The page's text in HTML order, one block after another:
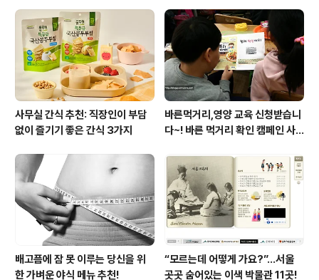
사무실 간식 추천: 직장인이 부담
없이 즐기기 좋은 간식 3가지
바른먹거리,영양 교육 신청받습니
다~! 바른 먹거리 확인 캠페인 사
배고픔에 잠 못 이루는 당신을 위
한 가벼운 야식 메뉴 추천!
“모르는데 어떻게 가요?”...서울
곳곳 숨어있는 이색 박물관 11곳!